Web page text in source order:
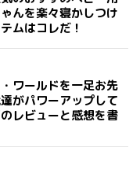
んを楽々寝かしつけ
ムはコレだ！
ワールドを一足お先
がパワーアップして
レビューと感想を書